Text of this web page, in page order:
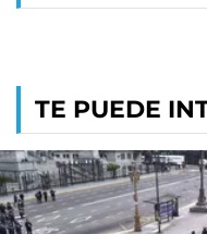
TE PUEDE